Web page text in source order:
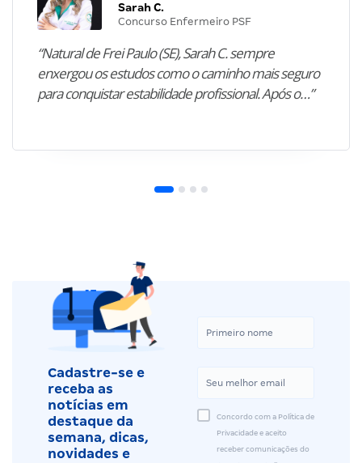
Sarah C.
Concurso Enfermeiro PSF
“Natural de Frei Paulo (SE), Sarah C. sempre
enxergou os estudos como o caminho mais seguro
para conquistar estabilidade profissional. Após o…”
Cadastre-se e
receba as
notícias em
destaque da
semana, dicas,
novidades e
Concordo com a Política de
Privacidade e aceito
receber comunicações do